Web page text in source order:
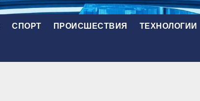
СПОРТ ПРОИСШЕСТВИЯ ТЕХНОЛОГИИ